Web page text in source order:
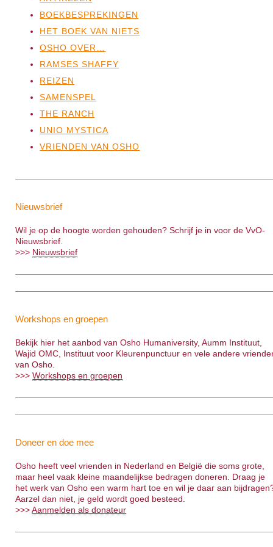
BOEKBESPREKINGEN
HET BOEK VAN NIETS
OSHO OVER…
RAMSES SHAFFY
REIZEN
SAMENSPEL
THE RANCH
UNIO MYSTICA
VRIENDEN VAN OSHO
Nieuwsbrief
Wil je op de hoogte worden gehouden? Schrijf je in voor de VvO-
Nieuwsbrief.
>>> Nieuwsbrief
Workshops en groepen
Bekijk hier het aanbod van Osho Humaniversity, Aumm Instituut,
Wajid OMC, Instituut voor Kleurenpunctuur en vele andere
van Osho.
>>>Workshops en groepen
Doneer en doe mee
Osho heeft veel vrienden in Nederland en België die soms grote,
maar heel vaak kleine maandelijkse bedragen doneren. Draag je
het werk van Osho een warm hart toe en wil je daar aan
Aarzel dan niet, je geld wordt goed besteed.
>>>Aanmelden als donateur